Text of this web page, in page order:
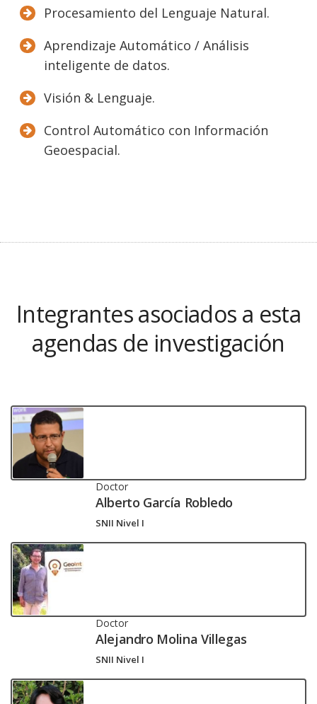
Procesamiento del Lenguaje Natural.
Aprendizaje Automático / Análisis
inteligente de datos.
Visión & Lenguaje.
Control Automático con Información
Geoespacial.
Integrantes asociados a esta
agendas de investigación
Doctor
Alberto García Robledo
SNII Nivel I
Doctor
Alejandro Molina Villegas
SNII Nivel I